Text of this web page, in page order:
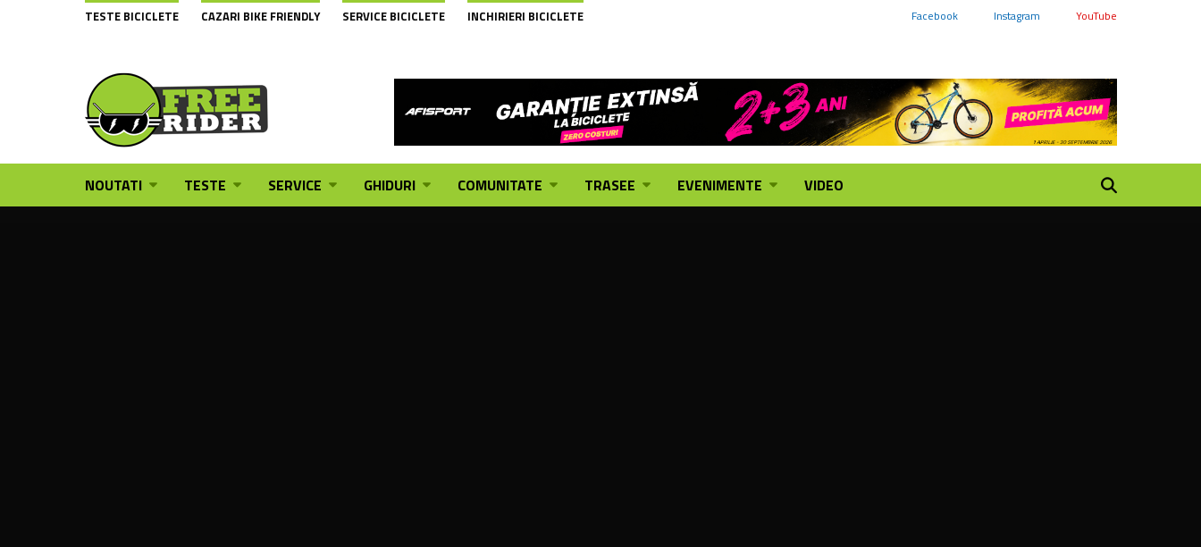
TESTE BICICLETE CAZARI BIKE FRIENDLY SERVICE BICICLETE INCHIRIERI BICICLETE Facebook Instagram YouTube
NOUTATI TESTE SERVICE GHIDURI COMUNITATE TRASEE EVENIMENTE VIDEO